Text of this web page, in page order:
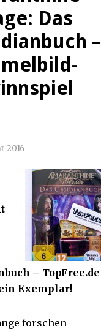
Das
–
2016
– TopFree.de
Exemplar!
forschen